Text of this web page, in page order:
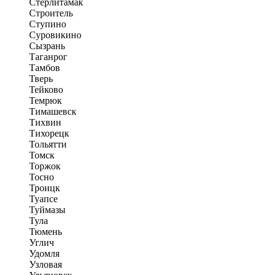
Стерлитамак
Строитель
Ступино
Суровикино
Сызрань
Таганрог
Тамбов
Тверь
Тейково
Темрюк
Тимашевск
Тихвин
Тихорецк
Тольятти
Томск
Торжок
Тосно
Троицк
Туапсе
Туймазы
Тула
Тюмень
Углич
Удомля
Узловая